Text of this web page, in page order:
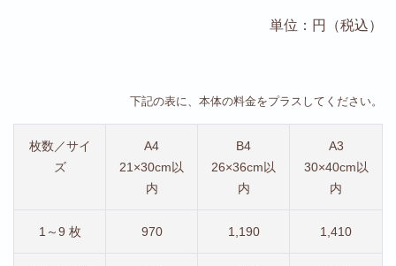
単位：円（税込）
下記の表に、本体の料金をプラスしてください。
枚数／サイ
ズ
A4
21×30cm以
内
B4
26×36cm以
内
A3
30×40cm以
内
1～9 枚 970 1,190 1,410